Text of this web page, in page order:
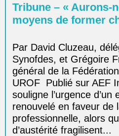
Tribune – « Aurons-
moyens de former
Par David Cluzeau,
Synofdes, et Grégoire
général de la
UROF Publié sur AEF
souligne l’urgence d’un
renouvelé en faveur de
professionnelle, alors
d’austérité fragilisent...